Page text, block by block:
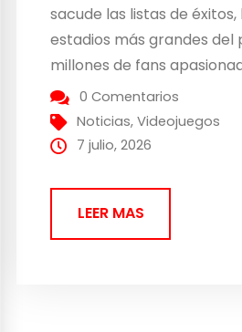
sacude las listas de éxitos,
estadios más grandes del
millones de fans
mundo. Microids se
especialmente de anunciar
colaboración con el
0 Comentarios
Noticias,Videojuegos
7 julio, 2026
LEER MAS